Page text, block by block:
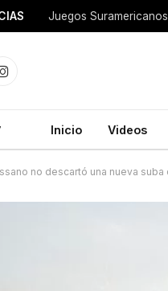
Juegos
Instagram
Inicio Videos
no descartó una nueva